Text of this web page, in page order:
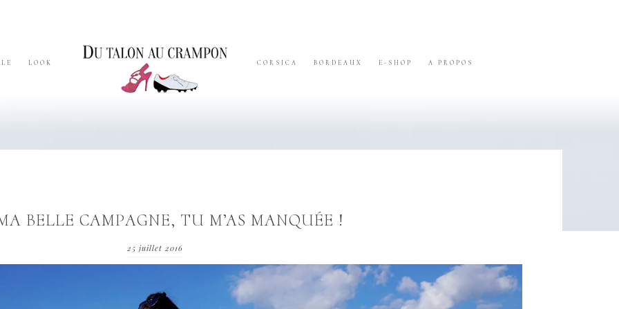
LOOK CORSICA BORDEAUX E-SHOP A PROPOS
BELLE CAMPAGNE, TU M’AS MANQUÉE !
25 juillet 2016